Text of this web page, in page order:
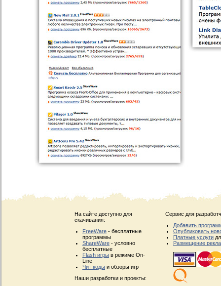
На сайте доступно для
скачивания:
FreeWare - бесплатные
программы
ShareWare - условно
бесплатные
Flash игры в режиме On-
Line
Чит коды и обзоры игр
Наши разработки и проекты:
Сервис для
Добавить
Опубликовать
Платные услуги
Размещение